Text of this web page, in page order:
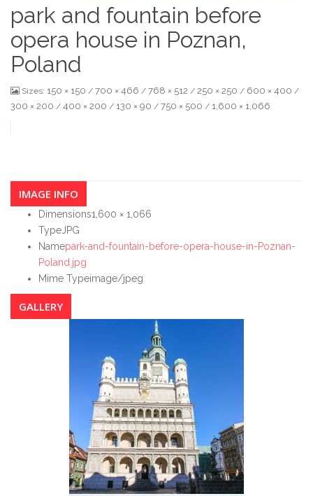
park and fountain before
opera house in Poznan,
Poland
Sizes: 150 × 150 / 700 × 466 / 768 × 512 / 250 × 250 / 600 × 400 /
300 × 200 / 400 × 200 / 130 × 90 / 750 × 500 / 1,600 × 1,066
IMAGE INFO
Dimensions1,600 × 1,066
Type JPG
Namepark-and-fountain-before-opera-house-in-Poznan-
Poland.jpg
Mime Typeimage/jpeg
GALLERY